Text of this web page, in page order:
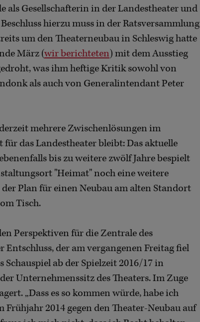
als Gesellschafterin in der Landestheater und
hierzu muss in der Ratsversammlung
um den Theaterneubau in Schleswig hatte
März (wir berichteten) mit dem Ausstieg
was ihm heftige Kritik sowohl von
als auch von Generalintendant Peter
mehrere Zwischenlösungen im
das Landestheater bleibt: Das aktuelle
bis zu weitere zwölf Jahre bespielt
"Heimat" noch eine weitere
Plan für einen Neubau am alten Standort
Tisch.
Perspektiven für die Zentrale des
der am vergangenen Freitag fiel
Schauspiel ab der Spielzeit 2016/17 in
Unternehmenssitz des Theaters. Im Zuge
„Dass es so kommen würde, habe ich
2014 gegen den Theater-Neubau auf